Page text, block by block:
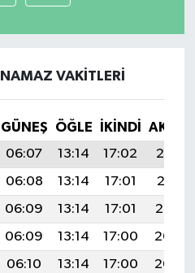
VAKITLERI
GÜNEŞ ÖĞLE İKINDI
06:07 13:14 17:02
20:12
06:08 13:14 17:01
20:11
06:09 13:14 17:01
20:10
06:09 13:14 17:00
20:08
06:10 13:14 17:00
20:07